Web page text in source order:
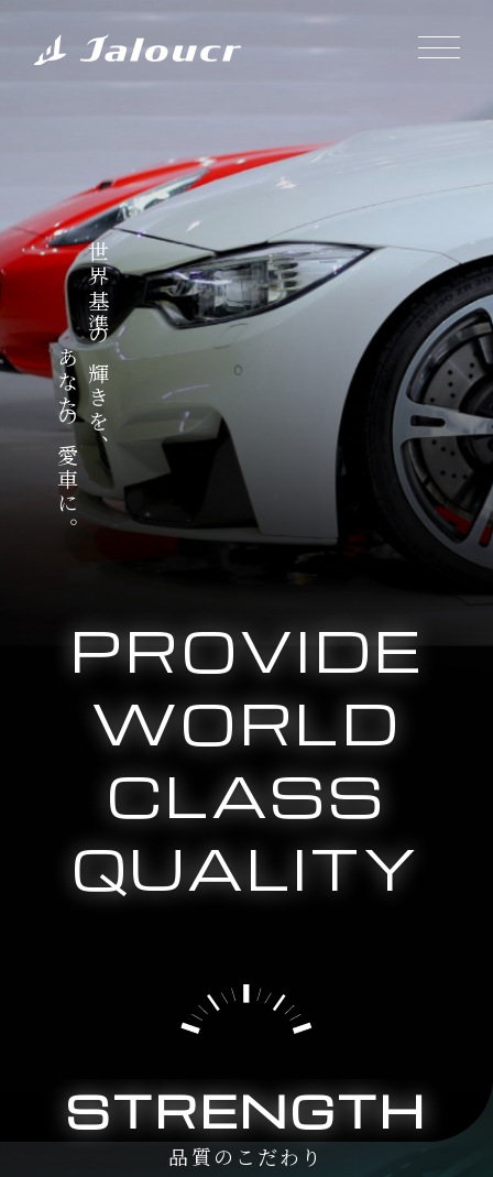
世界基準の輝きを、
あなたの愛車に。
PROVIDE
WORLD
CLASS
QUALITY
STRENGTH
品質のこだわり